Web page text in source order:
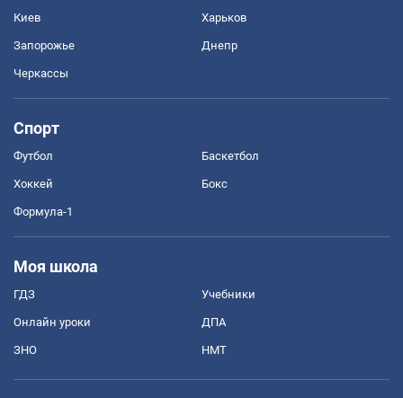
Киев Харьков
Запорожье Днепр
Черкассы
Спорт
Футбол Баскетбол
Хоккей Бокс
Формула-1
Моя школа
ГДЗ Учебники
Онлайн уроки ДПА
ЗНО НМТ